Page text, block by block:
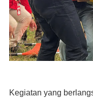
Kegiatan yang